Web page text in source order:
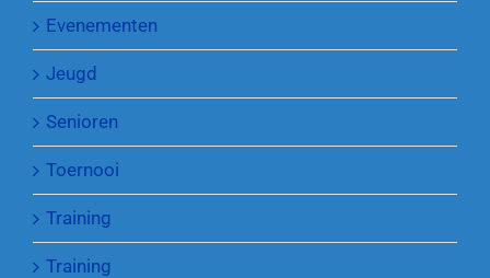
Evenementen
Jeugd
Senioren
Toernooi
Training
Training